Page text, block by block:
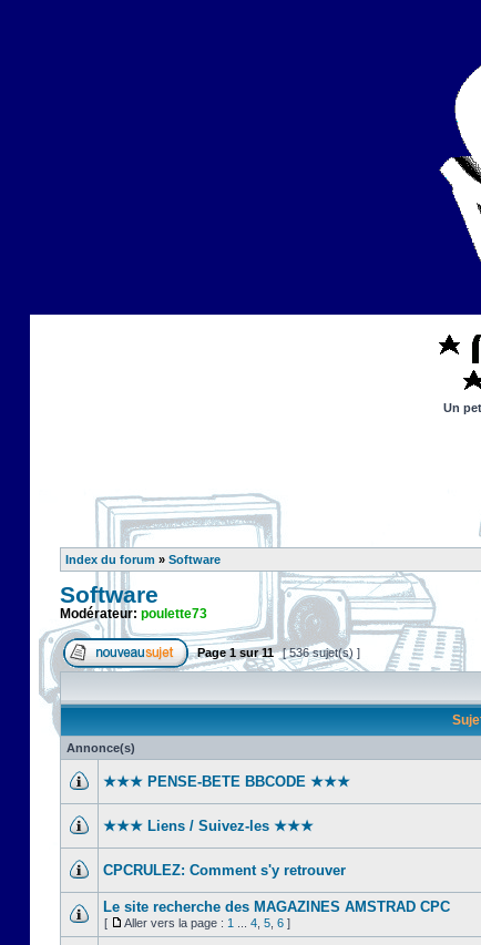
Un
Index du forum » Software
Software
Modérateur: poulette73
Page1sur11 [ 536 sujet(s) ]
Annonce(s)
★★★ PENSE-BETE BBCODE ★★★
★★★ Liens / Suivez-les ★★★
CPCRULEZ: Comment s'y retrouver‎
Le site recherche des MAGAZINES AMSTRAD CPC
[ Aller vers la page : 1 4 5 6 ]